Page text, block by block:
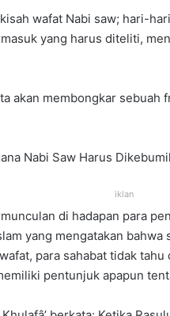
wafat Nabi saw; hari-
yang harus diteliti,
akan membongkar sebuah
Nabi Saw Harus
iklan
di hadapan para
yang mengatakan
para sahabat tidak
pentunjuk apapun